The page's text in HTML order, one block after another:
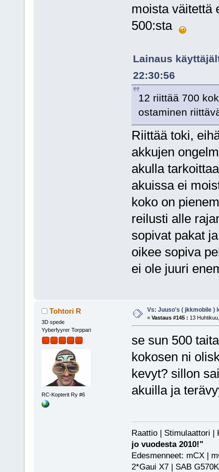
moista väitettä
500:sta
Lainaus
22:30:56
12 riittää 700
ostaminen
Riittää toki,
akkujen
akulla
akuissa ei
koko on
reilusti alle
sopivat pakat
oikee sopiva
ei ole juuri
Tohtori R
3D spede
Yyberfyyrer Torppari
RC-Kopterit Ry #6
Vs: Juuso's ( jkkmobile )
« Vastaus #145 : 13
se sun 500
kokosen ni
kevyt? sillon
akuilla ja
Raattio |
jo vuodesta 2010!"
Edesmenneet: mCX |
2*Gaui X7 | SAB